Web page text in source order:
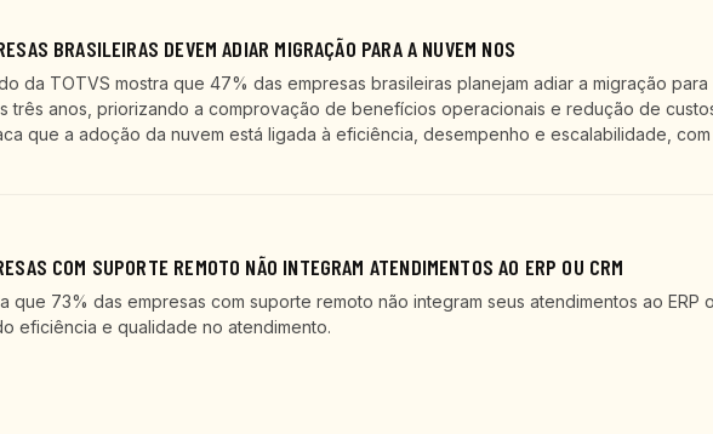
BRASILEIRAS DEVEM ADIAR MIGRAÇÃO PARA A NUVEM NOS
da TOTVS mostra que 47% das empresas brasileiras planejam adiar a migração para
três anos, priorizando a comprovação de benefícios operacionais e redução de
que a adoção da nuvem está ligada à eficiência, desempenho e escalabilidade,
COM SUPORTE REMOTO NÃO INTEGRAM ATENDIMENTOS AO ERP OU CRM
que 73% das empresas com suporte remoto não integram seus atendimentos ao ERP
eficiência e qualidade no atendimento.